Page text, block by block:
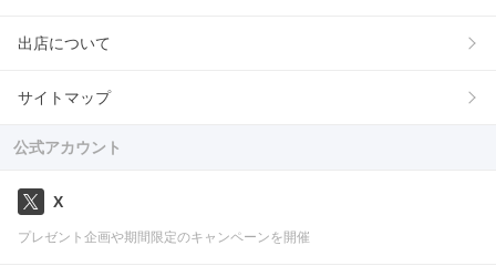
出店について
サイトマップ
公式アカウント
X
プレゼント企画や期間限定のキャンペーンを開催